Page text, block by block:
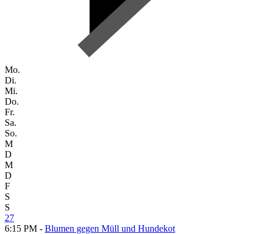
Mo.
Di.
Mi.
Do.
Fr.
Sa.
So.
M
D
M
D
F
S
S
27
6:15 PM - Blumen gegen Müll und Hundekot